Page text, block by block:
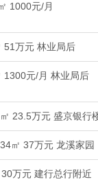
1000元/月
51万元 林业局后
1300元/月 林业局后
23.5万元 盛京银行
㎡ 37万元 龙溪家园
万元 建行总行附近